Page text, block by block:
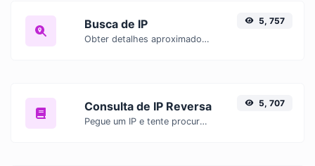
Busca de IP
Obter detalhes aproximados do IP.
5, 757
Consulta de IP Reversa
Pegue um IP e tente procurar o domínio/host associado a ele.
5, 707